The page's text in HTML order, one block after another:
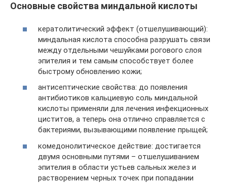
Основные свойства миндальной кислоты
кератолитический эффект (отшелушивающий):
миндальная кислота способна разрушать связи
между отдельными чешуйками рогового слоя
эпителия и тем самым способствует более
быстрому обновлению кожи;
антисептические свойства: до появления
антибиотиков кальциевую соль миндальной
кислоты применяли для лечения инфекционных
циститов, а теперь она отлично справляется с
бактериями, вызывающими появление прыщей;
комедонолитическое действие: достигается
двумя основными путями – отшелушиванием
эпителия в области устьев сальных желез и
растворением черных точек при попадании